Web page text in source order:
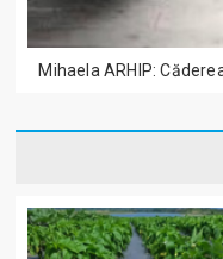
Mihaela ARHIP: